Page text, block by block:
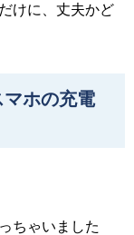
けに、丈夫かど
ホの充電
ちゃいました